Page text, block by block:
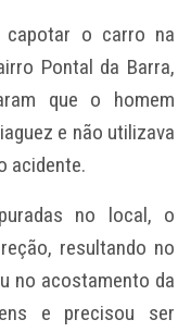
o carro na
Pontal da Barra,
que o homem
e não utilizava
acidente.
no local, o
resultando no
no acostamento da
e precisou ser